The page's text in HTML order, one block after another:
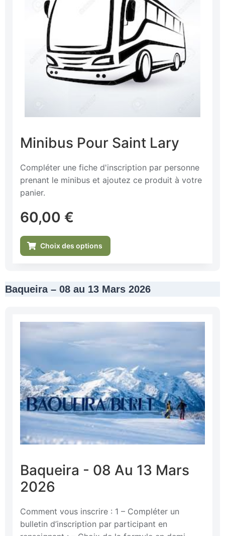
Minibus Pour Saint Lary
Compléter une fiche d'inscription par personne
prenant le minibus et ajoutez ce produit à votre
panier.
60,00 €
Choix des options
Baqueira – 08 au 13 Mars 2026
Baqueira - 08 Au 13 Mars
2026
Comment vous inscrire : 1 – Compléter un
bulletin d’inscription par participant en